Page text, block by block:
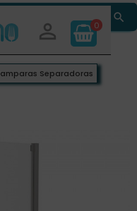
 0

Separadoras